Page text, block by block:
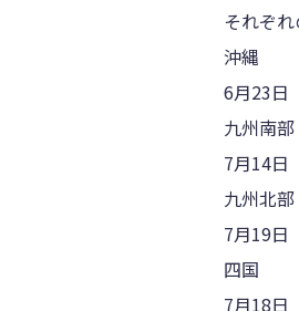
それぞ
沖縄
6月23日
九州南部
7月14日
九州北部
7月19日
四国
7月18日